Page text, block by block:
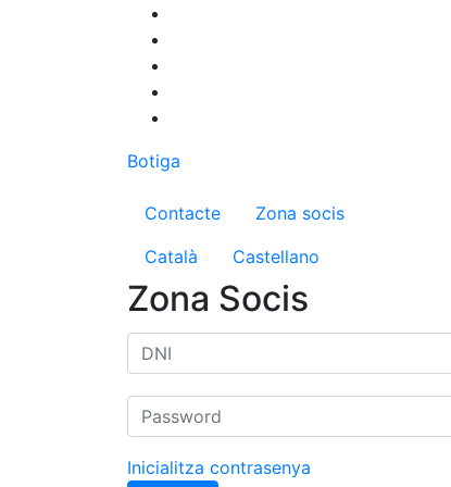
Botiga
Menú del compte
Contacte
Zona socis
Català
Castellano
Zona Socis
Inicialitza contrasenya